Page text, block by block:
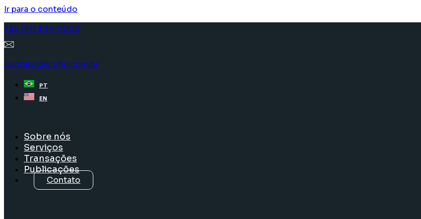
Ir para o conteúdo
+55 (41) 3114-7000
contato@grafin.com.br
PT
EN
Sobre nós
Serviços
Transações
Publicações
Contato